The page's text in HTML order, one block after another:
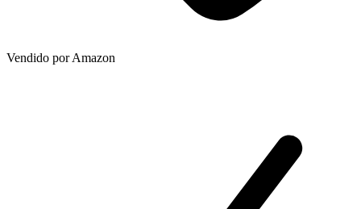
Vendido porAmazon